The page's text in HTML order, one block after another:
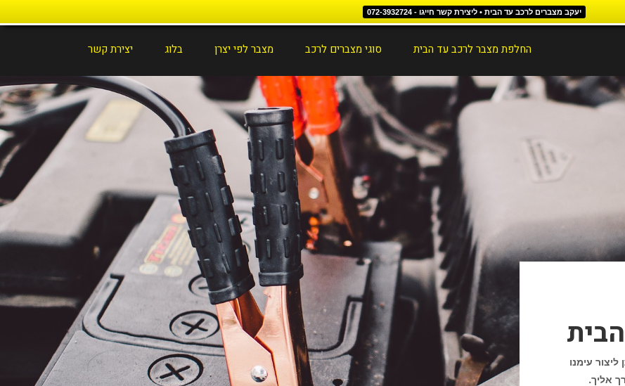
יעקב מצברים לרכב עד הבית • ליצירת קשר חייגו - 072-3932724
החלפת מצבר לרכב עד הבית סוגי מצברים לרכב מצבר לפי יצרן בלוג יצירת קשר
ליצור עימנו